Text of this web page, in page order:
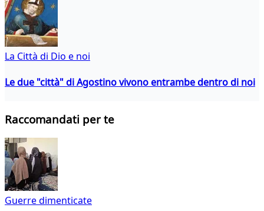
La Città di Dio e noi
Le due "città" di Agostino vivono entrambe dentro di noi
Raccomandati per te
Guerre dimenticate